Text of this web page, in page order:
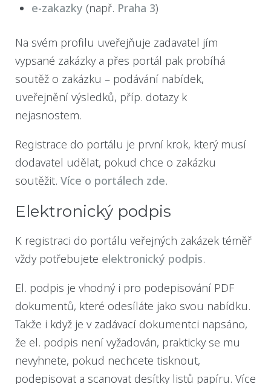
e-zakazky (např. Praha 3)
Na svém profilu uveřejňuje zadavatel jím
vypsané zakázky a přes portál pak probíhá
soutěž o zakázku – podávání nabídek,
uveřejnění výsledků, příp. dotazy k
nejasnostem.
Registrace do portálu je první krok, který musí
dodavatel udělat, pokud chce o zakázku
soutěžit. Více o portálech zde.
Elektronický podpis
K registraci do portálu veřejných zakázek téměř
vždy potřebujete elektronický podpis.
El. podpis je vhodný i pro podepisování PDF
dokumentů, které odesíláte jako svou nabídku.
Takže i když je v zadávací dokumentci napsáno,
že el. podpis není vyžadován, prakticky se mu
nevyhnete, pokud nechcete tisknout,
podepisovat a scanovat desítky listů papíru. Více